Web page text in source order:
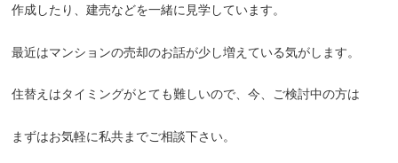
作成したり、建売などを一緒に見学しています。
最近はマンションの売却のお話が少し増えている気がします。
住替えはタイミングがとても難しいので、今、ご検討中の方は
まずはお気軽に私共までご相談下さい。